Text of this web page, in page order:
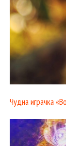
Чудна играчка